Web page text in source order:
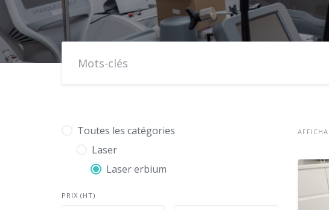
Toutes les catégories
Laser
Laser erbium
PRIX (HT)